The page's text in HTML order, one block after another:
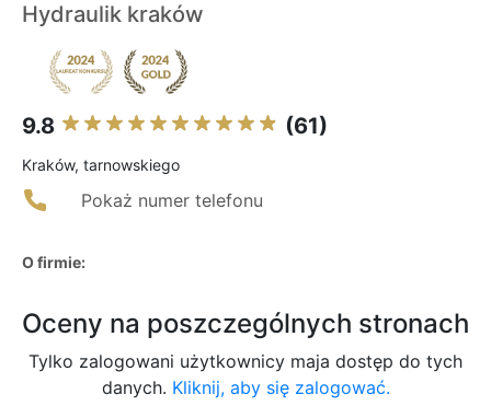
Hydraulik kraków
9.8 (61)
Kraków, tarnowskiego
Pokaż numer telefonu
O firmie:
Oceny na poszczególnych stronach
Tylko zalogowani użytkownicy maja dostęp do tych
danych. Kliknij, aby się zalogować.